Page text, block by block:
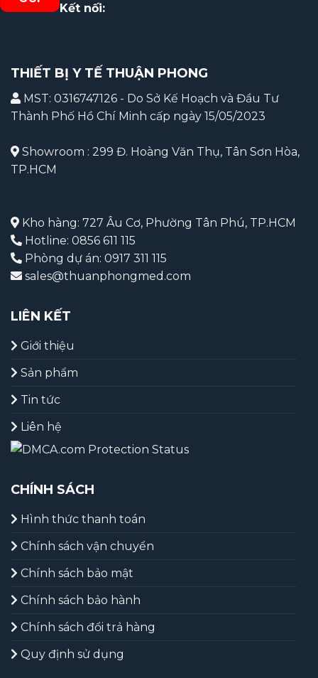
Kết nối:
THIẾT BỊ Y TẾ THUẬN PHONG
MST: 0316747126 - Do Sở Kế Hoạch và Đầu Tư
Thành Phố Hồ Chí Minh cấp ngày 15/05/2023
Showroom : 299 Đ. Hoàng Văn Thụ, Tân Sơn Hòa,
TP.HCM
Kho hàng: 727 Âu Cơ, Phường Tân Phú, TP.HCM
Hotline: 0856 611 115
Phòng dự án: 0917 311 115
sales@thuanphongmed.com
LIÊN KẾT
Giới thiệu
Sản phẩm
Tin tức
Liên hệ
CHÍNH SÁCH
Hình thức thanh toán
Chính sách vận chuyển
Chính sách bảo mật
Chính sách bảo hành
Chính sách đổi trả hàng
Quy định sử dụng